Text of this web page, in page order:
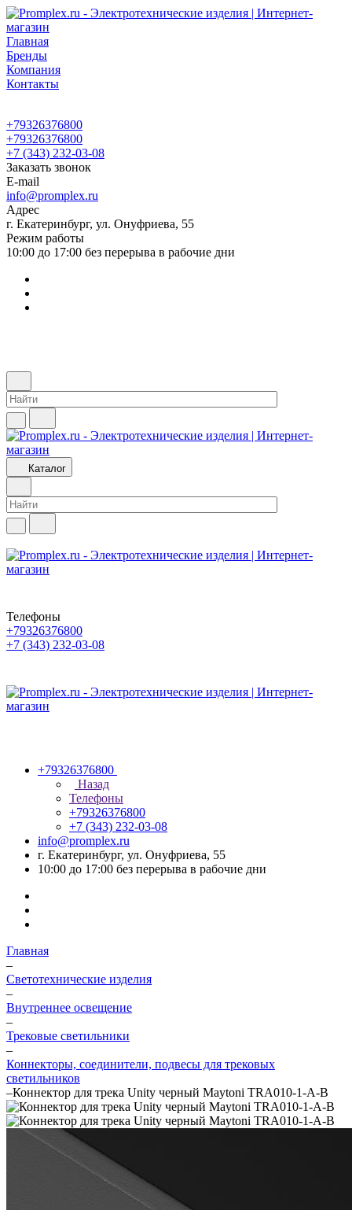
Главная
Бренды
Компания
Контакты
+79326376800
+79326376800
+7 (343) 232-03-08
Заказать звонок
E-mail
info@promplex.ru
Адрес
г. Екатеринбург, ул. Онуфриева, 55
Режим работы
10:00 до 17:00 без перерыва в рабочие дни
Каталог
Телефоны
+79326376800
+7 (343) 232-03-08
+79326376800
Назад
Телефоны
+79326376800
+7 (343) 232-03-08
info@promplex.ru
г. Екатеринбург, ул. Онуфриева, 55
10:00 до 17:00 без перерыва в рабочие дни
Главная
–
Светотехнические изделия
–
Внутреннее освещение
–
Трековые светильники
–
Коннекторы, соединители, подвесы для трековых
светильников
–Коннектор для трека Unity черный Maytoni TRA010-1-A-B